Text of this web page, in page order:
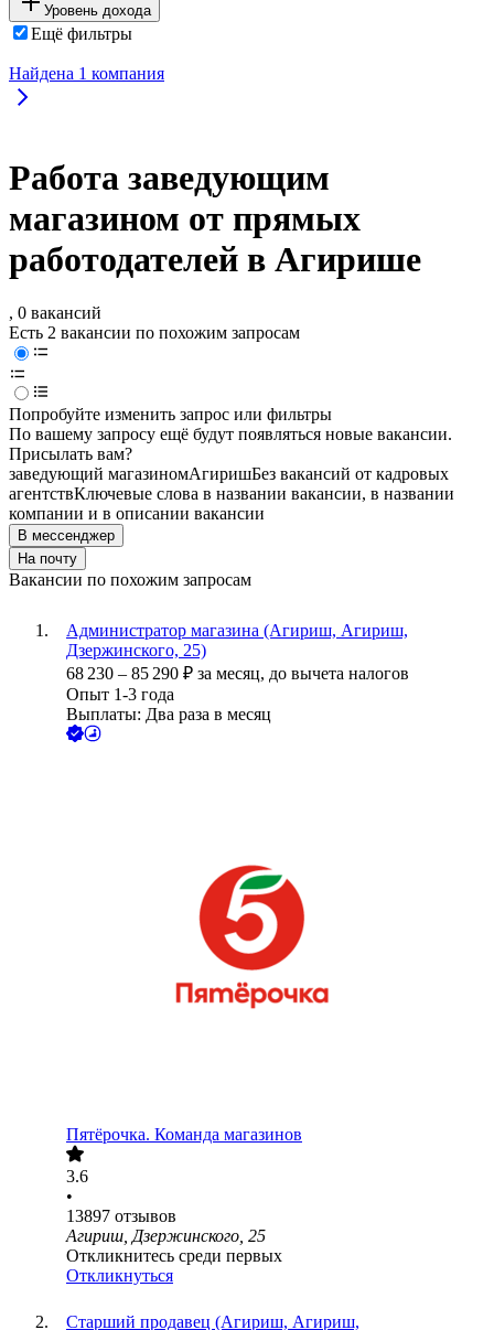
Уровень дохода
Ещё фильтры
Найдена 1 компания
Работа заведующим
магазином от прямых
работодателей в Агирише
, 0 вакансий
Есть 2 вакансии по похожим запросам
Попробуйте изменить запрос или фильтры
По вашему запросу ещё будут появляться новые вакансии.
Присылать вам?
заведующий магазиномАгиришБез вакансий от кадровых
агентствКлючевые слова в названии вакансии, в названии
компании и в описании вакансии
В мессенджер
На почту
Вакансии по похожим запросам
Администратор магазина (Агириш, Агириш,
Дзержинского, 25)
68 230 – 85 290 ₽ за месяц, до вычета налогов
Опыт 1-3 года
Выплаты: Два раза в месяц
Пятёрочка. Команда магазинов
3.6
•
13897 отзывов
Агириш, Дзержинского, 25
Откликнитесь среди первых
Откликнуться
Старший продавец (Агириш, Агириш,